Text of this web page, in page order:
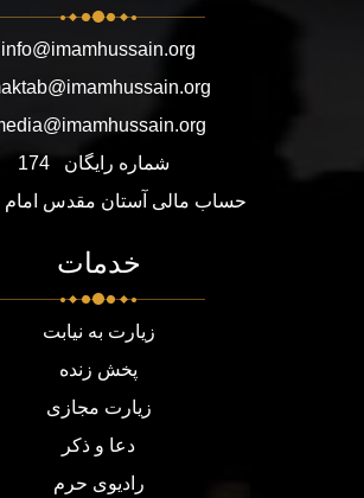
info@imamhussain.org
شماره رایگان
174
حساب مالی آستان مقدس
خدمات
زیارت به نیابت
پخش زنده
زیارت مجازی
دعا و ذکر
رادیوی حرم